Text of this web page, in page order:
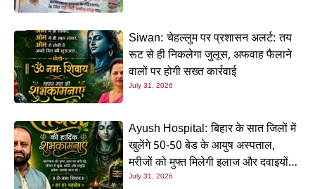
Siwan: चेहल्लुम पर प्रशासन अलर्ट: तय
रूट से ही निकलेगा जुलूस, अफवाह फैलाने
वालों पर होगी सख्त कार्रवाई
July 31, 2026
Ayush Hospital: बिहार के सात जिलों में
खुलेंगे 50-50 बेड के आयुष अस्पताल,
मरीजों को मुफ्त मिलेगी इलाज और दवाइयों
की सुविधा
July 31, 2026